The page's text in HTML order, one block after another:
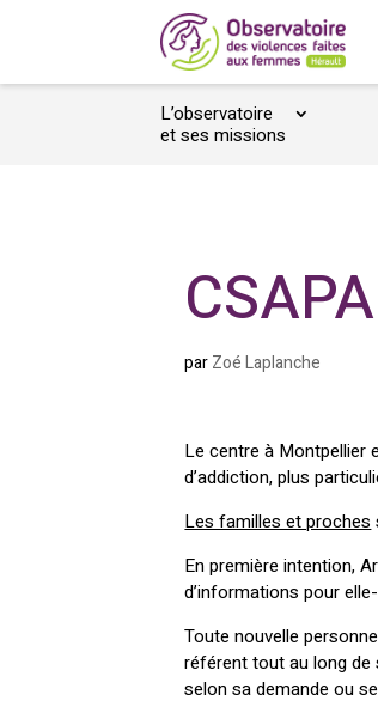
L’observatoire
et ses missions
parZoé Laplanche
Le centre à Montpellier
d’addiction, plus
Les familles et proches
En première intention,
d’informations pour
Toute nouvelle
référent tout au long de
selon sa demande ou